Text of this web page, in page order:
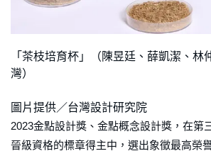
「茶枝培育杯」（陳昱廷、薛凱潔、林
灣）
圖片提供／台灣設計研究院
2023金點設計獎、金點概念設計獎，在第
晉級資格的標章得主中，選出象徵最高榮